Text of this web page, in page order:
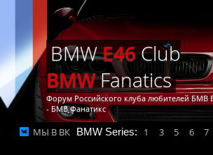
BMWE46Club
BMWFanatics
Форум Российского клуба любителей БМВ
- БМВ Фанатикс
МЫ В ВК BMW Series: 1 3 5 6 7